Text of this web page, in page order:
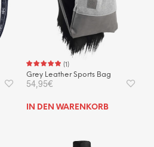
(1)
Grey Leather Sports Bag
54,95€
IN DEN WARENKORB